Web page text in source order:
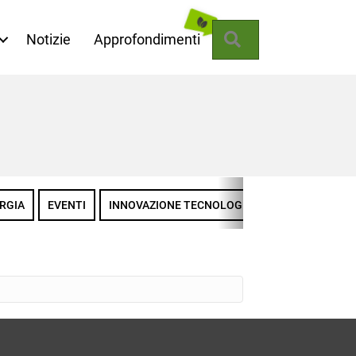
Notizie Approfondimenti
EVENTI INNOVAZIONE TECNOLOGICA